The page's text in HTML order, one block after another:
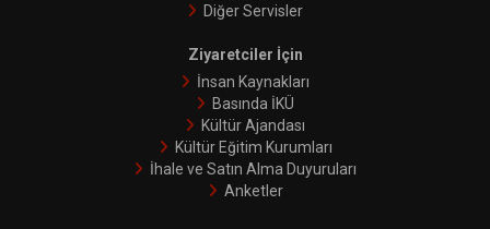
Diğer Servisler
Ziyaretciler İçin
İnsan Kaynakları
Basında İKÜ
Kültür Ajandası
Kültür Eğitim Kurumları
İhale ve Satın Alma Duyuruları
Anketler